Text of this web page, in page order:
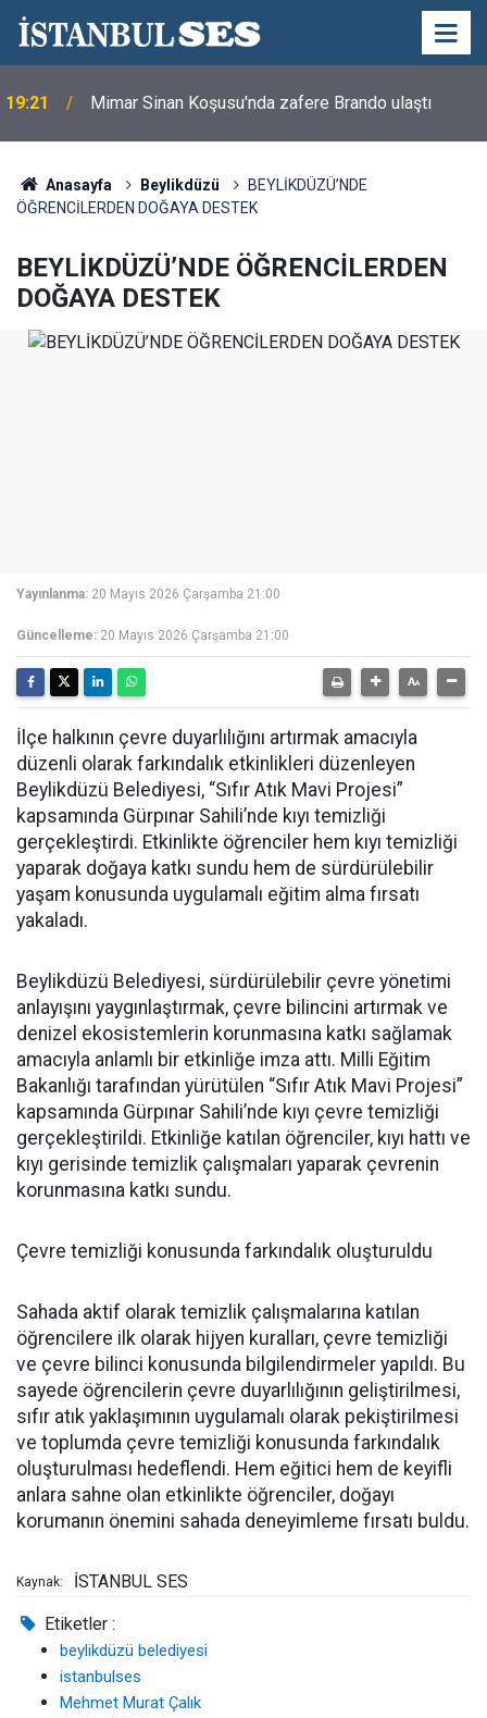
19:21 Mimar Sinan Koşusu'nda zafere Brando ulaştı
Anasayfa Beylikdüzü
BEYLİKDÜZÜ’NDE
ÖĞRENCİLERDEN DOĞAYA DESTEK
BEYLİKDÜZÜ’NDE ÖĞRENCİLERDEN
DOĞAYA DESTEK
Yayınlanma: 20 Mayıs 2026 Çarşamba 21:00
Güncelleme: 20 Mayıs 2026 Çarşamba 21:00
İlçe halkının çevre duyarlılığını artırmak amacıyla
düzenli olarak farkındalık etkinlikleri düzenleyen
Beylikdüzü Belediyesi, “Sıfır Atık Mavi Projesi”
kapsamında Gürpınar Sahili’nde kıyı temizliği
gerçekleştirdi. Etkinlikte öğrenciler hem kıyı temizliği
yaparak doğaya katkı sundu hem de sürdürülebilir
yaşam konusunda uygulamalı eğitim alma fırsatı
yakaladı.
Beylikdüzü Belediyesi, sürdürülebilir çevre yönetimi
anlayışını yaygınlaştırmak, çevre bilincini artırmak ve
denizel ekosistemlerin korunmasına katkı sağlamak
amacıyla anlamlı bir etkinliğe imza attı. Milli Eğitim
Bakanlığı tarafından yürütülen “Sıfır Atık Mavi Projesi”
kapsamında Gürpınar Sahili’nde kıyı çevre temizliği
gerçekleştirildi. Etkinliğe katılan öğrenciler, kıyı hattı ve
kıyı gerisinde temizlik çalışmaları yaparak çevrenin
korunmasına katkı sundu.
Çevre temizliği konusunda farkındalık oluşturuldu
Sahada aktif olarak temizlik çalışmalarına katılan
öğrencilere ilk olarak hijyen kuralları, çevre temizliği
ve çevre bilinci konusunda bilgilendirmeler yapıldı. Bu
sayede öğrencilerin çevre duyarlılığının geliştirilmesi,
sıfır atık yaklaşımının uygulamalı olarak pekiştirilmesi
ve toplumda çevre temizliği konusunda farkındalık
oluşturulması hedeflendi. Hem eğitici hem de keyifli
anlara sahne olan etkinlikte öğrenciler, doğayı
korumanın önemini sahada deneyimleme fırsatı buldu.
Kaynak: İSTANBUL SES
Etiketler :
beylikdüzü belediyesi
istanbulses
Mehmet Murat Çalık